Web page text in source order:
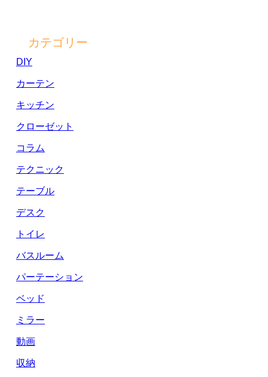
カテゴリー
DIY
カーテン
キッチン
クローゼット
コラム
テクニック
テーブル
デスク
トイレ
バスルーム
パーテーション
ベッド
ミラー
動画
収納